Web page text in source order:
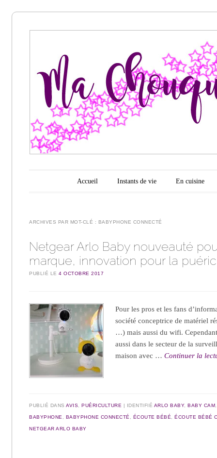
Ma
chouquette
d'amour
Menu principal
Aller au contenu
Accueil Instants de vie En cuisine
ARCHIVES PAR MOT-CLÉ : BABYPHONE CONNECTÉ
Netgear Arlo Baby nouveauté
marque, innovation pour la
PUBLIÉ LE4 OCTOBRE 2017
Pour les pros et les fans
société conceptrice de matériel
…) mais aussi du wifi.
aussi dans le secteur de la
maison avec …Continuer la
PUBLIÉ DANSAVIS ,PUÉRICULTURE IDENTIFIÉ ARLO BABY,BABY CAM
BABYPHONE BABYPHONE CONNECTÉ ÉCOUTE BÉBÉ ,ÉCOUTE BÉBÉ
NETGEAR ARLO BABY